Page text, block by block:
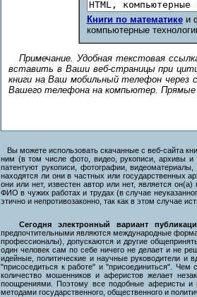
Книги по математикеи
компьютерные
Примечание. Удобная текстовая
вставить в Ваши веб-страницы при
книги на Ваш мобильный телефон через
Вашего телефона на компьютер. Прямые
Вы можете использовать скачанные с веб-сайта
ним (в том числе фото, видео, рукописи, архивы и
патентуют рукописи, фотографии,
находятся ли они в частных или государственных
они или нет, известен автор или нет, является
ФИО в чужих работах и трудах (в случае
этично и непротивозаконно, так как в этом случае
Сегодня электронный вариант
предпочтительными являются международные
профессионалы), допускаются и другие
один человек сам по себе ничего не делает и не
идейные, политические и научные руководители и
"присоседиться к работе" и "присоединиться".
количество мошенников и аферистов желает
поощрениями. Поэтому все подобные аферисты и
методами государственного, общественного и